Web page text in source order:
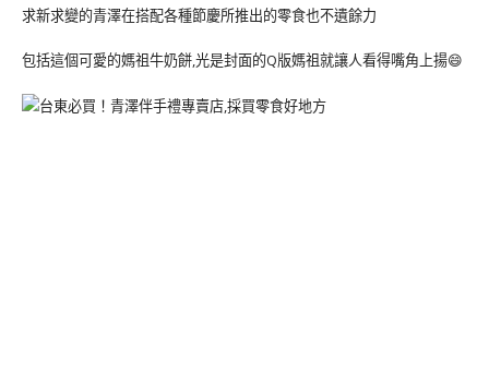
求新求變的青澤在搭配各種節慶所推出的零食也不遺餘力
包括這個可愛的媽祖牛奶餅,光是封面的Q版媽祖就讓人看得嘴角上揚😄